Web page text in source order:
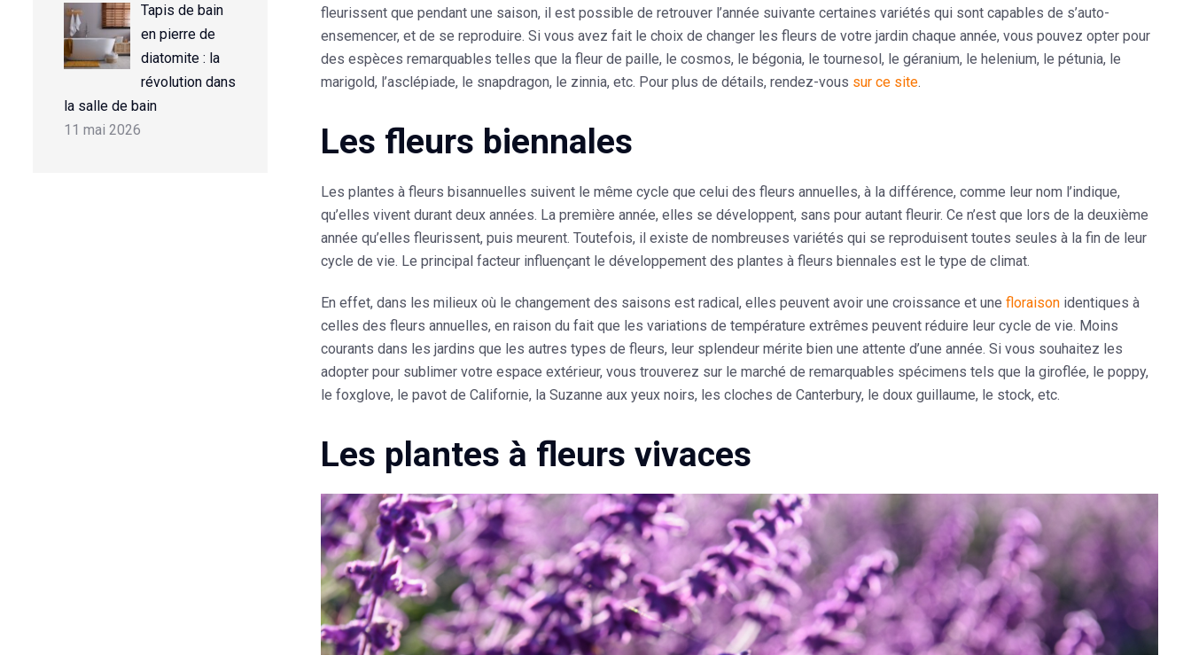
Tapis de bain
en pierre de
diatomite : la
révolution dans
la salle de bain
11 mai 2026
fleurissent que pendant une saison, il est possible de retrouver l’année suivante certaines variétés qui sont capables de s’auto-
ensemencer, et de se reproduire. Si vous avez fait le choix de changer les fleurs de votre jardin chaque année, vous pouvez opter pour
des espèces remarquables telles que la fleur de paille, le cosmos, le bégonia, le tournesol, le géranium, le helenium, le pétunia, le
marigold, l’asclépiade, le snapdragon, le zinnia, etc. Pour plus de détails, rendez-vous sur ce site.
Les fleurs biennales
Les plantes à fleurs bisannuelles suivent le même cycle que celui des fleurs annuelles, à la différence, comme leur nom l’indique,
qu’elles vivent durant deux années. La première année, elles se développent, sans pour autant fleurir. Ce n’est que lors de la deuxième
année qu’elles fleurissent, puis meurent. Toutefois, il existe de nombreuses variétés qui se reproduisent toutes seules à la fin de leur
cycle de vie. Le principal facteur influençant le développement des plantes à fleurs biennales est le type de climat.
En effet, dans les milieux où le changement des saisons est radical, elles peuvent avoir une croissance et une floraison identiques à
celles des fleurs annuelles, en raison du fait que les variations de température extrêmes peuvent réduire leur cycle de vie. Moins
courants dans les jardins que les autres types de fleurs, leur splendeur mérite bien une attente d’une année. Si vous souhaitez les
adopter pour sublimer votre espace extérieur, vous trouverez sur le marché de remarquables spécimens tels que la giroflée, le poppy,
le foxglove, le pavot de Californie, la Suzanne aux yeux noirs, les cloches de Canterbury, le doux guillaume, le stock, etc.
Les plantes à fleurs vivaces